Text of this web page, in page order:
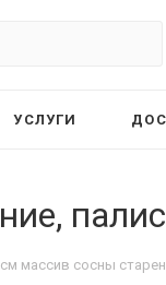
УСЛУГИ
массив сосны